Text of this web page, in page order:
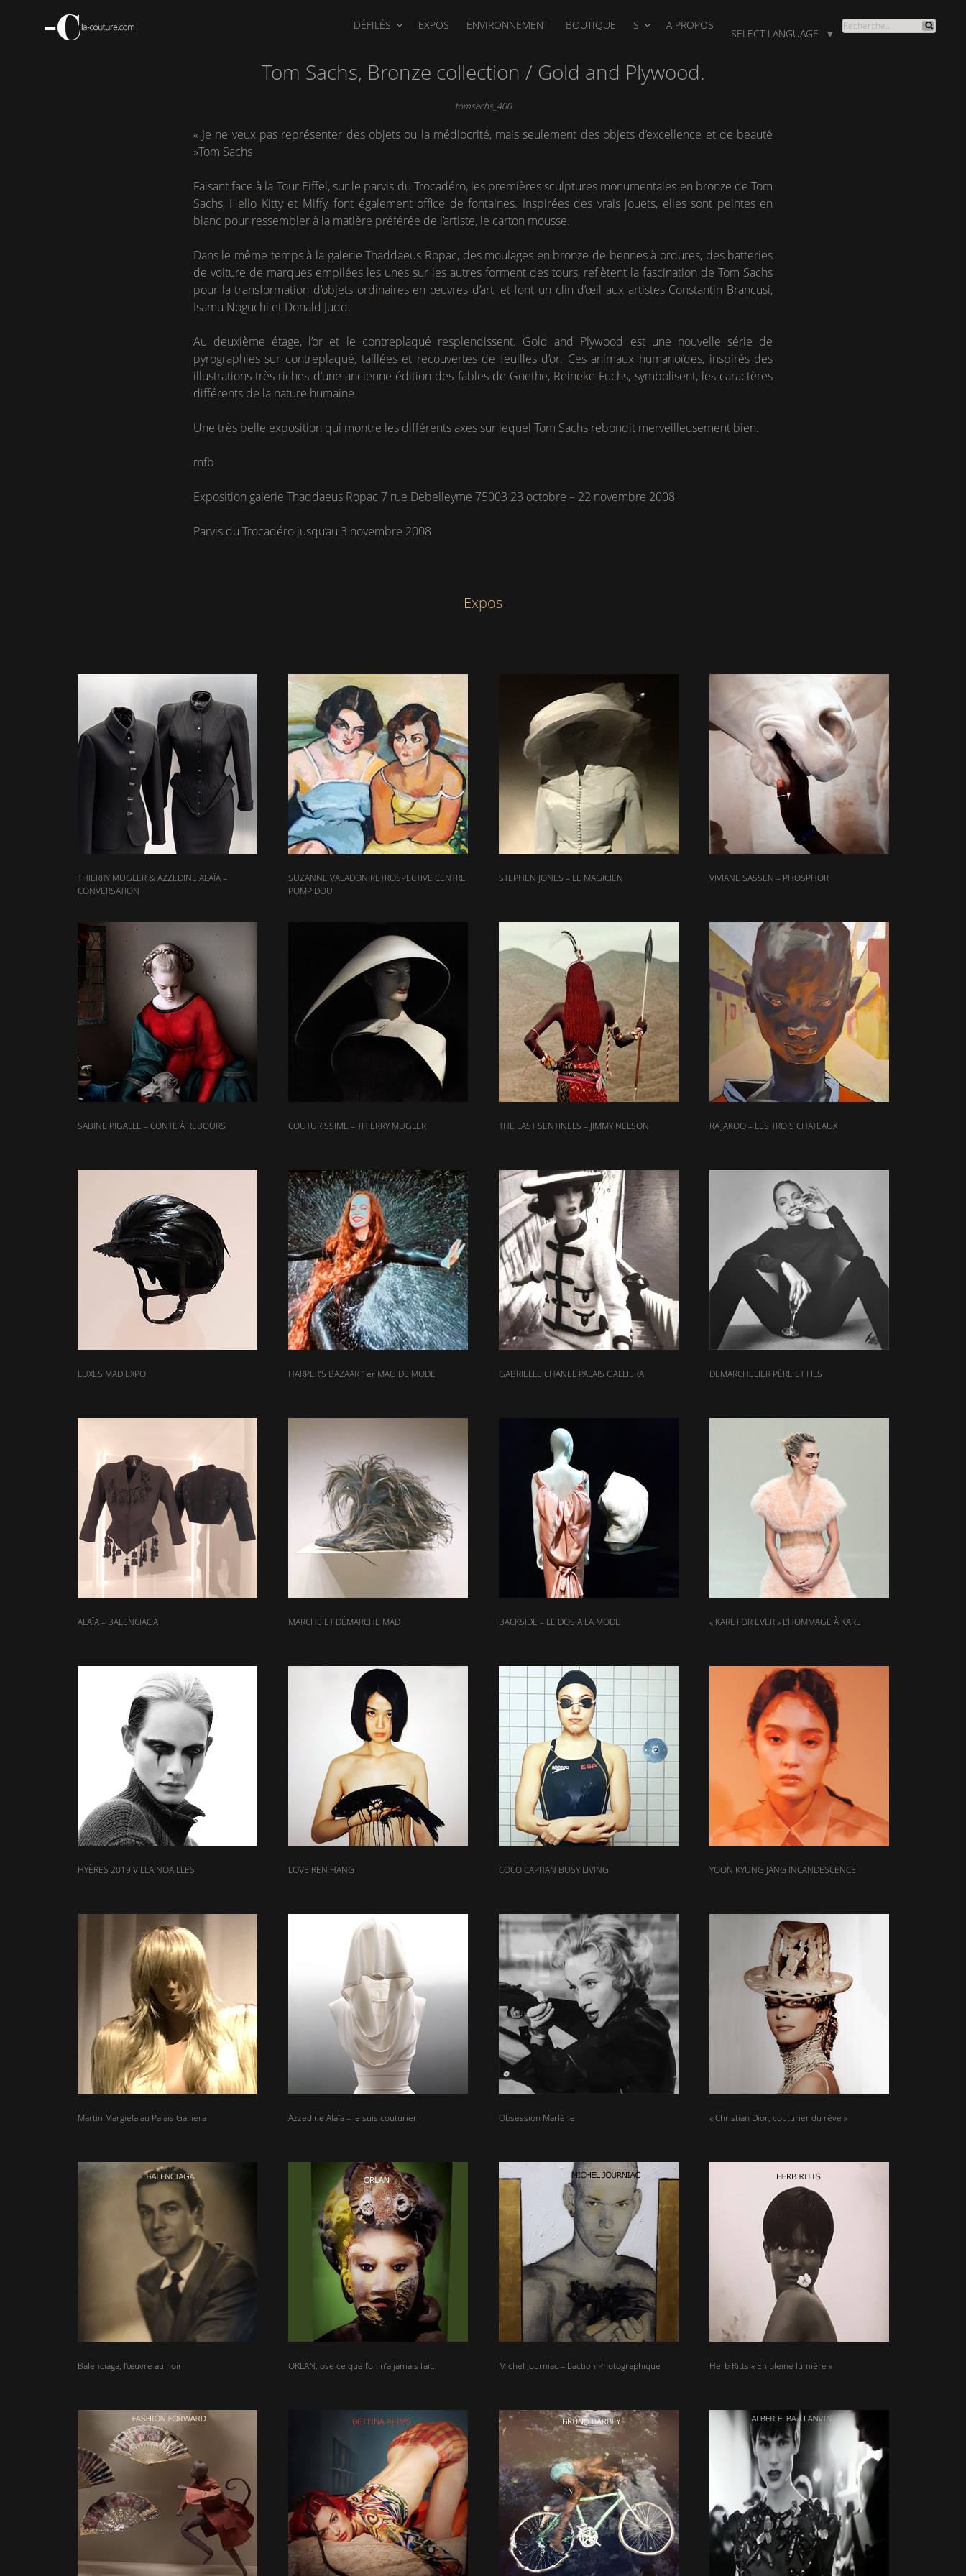
DÉFILÉS EXPOS ENVIRONNEMENT BOUTIQUE S A PROPOS
SELECT LANGUAGE ▼
RECHERCHE
Recherche
Tom Sachs, Bronze collection / Gold and Plywood.
tomsachs_400
« Je ne veux pas représenter des objets ou la médiocrité, mais seulement des objets d’excellence et de beauté
»Tom Sachs
Faisant face à la Tour Eiffel, sur le parvis du Trocadéro, les premières sculptures monumentales en bronze de Tom
Sachs, Hello Kitty et Miffy, font également office de fontaines. Inspirées des vrais jouets, elles sont peintes en
blanc pour ressembler à la matière préférée de l’artiste, le carton mousse.
Dans le même temps à la galerie Thaddaeus Ropac, des moulages en bronze de bennes à ordures, des batteries
de voiture de marques empilées les unes sur les autres forment des tours, reflètent la fascination de Tom Sachs
pour la transformation d’objets ordinaires en œuvres d’art, et font un clin d’œil aux artistes Constantin Brancusi,
Isamu Noguchi et Donald Judd.
Au deuxième étage, l’or et le contreplaqué resplendissent. Gold and Plywood est une nouvelle série de
pyrographies sur contreplaqué, taillées et recouvertes de feuilles d’or. Ces animaux humanoïdes, inspirés des
illustrations très riches d’une ancienne édition des fables de Goethe, Reineke Fuchs, symbolisent, les caractères
différents de la nature humaine.
Une très belle exposition qui montre les différents axes sur lequel Tom Sachs rebondit merveilleusement bien.
mfb
Exposition galerie Thaddaeus Ropac 7 rue Debelleyme 75003 23 octobre – 22 novembre 2008
Parvis du Trocadéro jusqu’au 3 novembre 2008
Expos
THIERRY MUGLER & AZZEDINE ALAÏA –
CONVERSATION
SUZANNE VALADON RETROSPECTIVE CENTRE
POMPIDOU
STEPHEN JONES – LE MAGICIEN VIVIANE SASSEN – PHOSPHOR
SABINE PIGALLE – CONTE À REBOURS COUTURISSIME – THIERRY MUGLER THE LAST SENTINELS – JIMMY NELSON RAJAKOO – LES TROIS CHATEAUX
LUXES MAD EXPO HARPER’S BAZAAR 1er MAG DE MODE GABRIELLE CHANEL PALAIS GALLIERA DEMARCHELIER PÈRE ET FILS
ALAÏA – BALENCIAGA MARCHE ET DÉMARCHE MAD BACKSIDE – LE DOS A LA MODE « KARL FOR EVER » L’HOMMAGE À KARL
HYÈRES 2019 VILLA NOAILLES LOVE REN HANG COCO CAPITAN BUSY LIVING YOON KYUNG JANG INCANDESCENCE
Martin Margiela au Palais Galliera Azzedine Alaïa – Je suis couturier Obsession Marlène « Christian Dior, couturier du rêve »
Balenciaga, l’œuvre au noir. ORLAN, ose ce que l’on n’a jamais fait. Michel Journiac – L’action Photographique Herb Ritts « En pleine lumière »